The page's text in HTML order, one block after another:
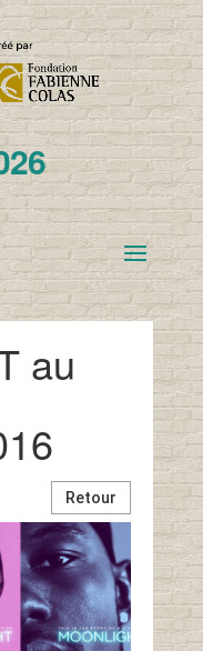
au
Retour